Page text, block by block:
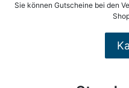
Sie können Gutscheine bei den